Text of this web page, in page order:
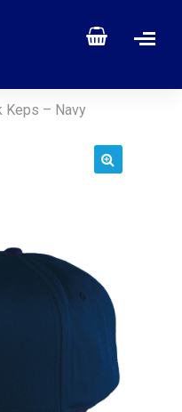
Keps – Navy